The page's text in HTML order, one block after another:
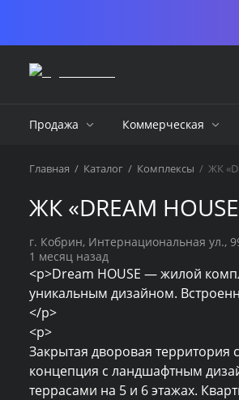
Продажа Коммерческая
Главная / Каталог / Комплексы / ЖК
ЖК «DREAM
г. Кобрин, Интернациональная ул.,
1 месяц назад
<p>Dream HOUSE — жилой
уникальным дизайном.
</p>
<p>
Закрытая дворовая
концепция с ландшафтным
террасами на 5 и 6 этажах.